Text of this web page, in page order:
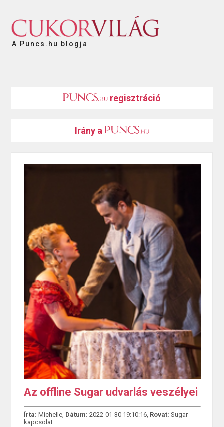
A Puncs.hu blogja
regisztráció
Irány a
Az offline Sugar udvarlás veszélyei
Írta: Michelle, Dátum: 2022-01-30 19:10:16, Rovat: Sugar
kapcsolat